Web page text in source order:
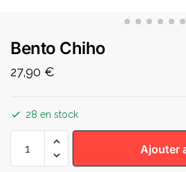
Bento Chiho
27,90 €
28 en stock
Ajouter